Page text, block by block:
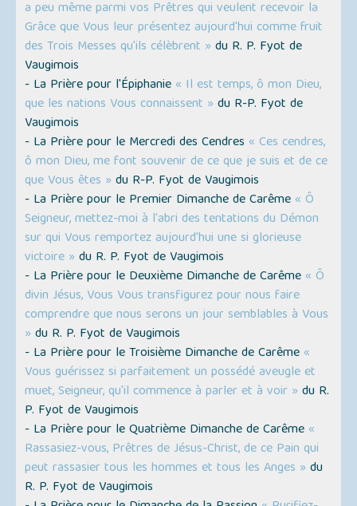
a peu même parmi vos Prêtres qui veulent recevoir la
Grâce que Vous leur présentez aujourd'hui comme fruit
des Trois Messes qu'ils célèbrent » du R. P. Fyot de
Vaugimois
- La Prière pour l'Épiphanie « Il est temps, ô mon Dieu,
que les nations Vous connaissent » du R-P. Fyot de
Vaugimois
- La Prière pour le Mercredi des Cendres « Ces cendres,
ô mon Dieu, me font souvenir de ce que je suis et de ce
que Vous êtes » du R-P. Fyot de Vaugimois
- La Prière pour le Premier Dimanche de Carême « Ô
Seigneur, mettez-moi à l'abri des tentations du Démon
sur qui Vous remportez aujourd'hui une si glorieuse
victoire » du R. P. Fyot de Vaugimois
- La Prière pour le Deuxième Dimanche de Carême « Ô
divin Jésus, Vous Vous transfigurez pour nous faire
comprendre que nous serons un jour semblables à Vous
» du R. P. Fyot de Vaugimois
- La Prière pour le Troisième Dimanche de Carême «
Vous guérissez si parfaitement un possédé aveugle et
muet, Seigneur, qu'il commence à parler et à voir » du R.
P. Fyot de Vaugimois
- La Prière pour le Quatrième Dimanche de Carême «
Rassasiez-vous, Prêtres de Jésus-Christ, de ce Pain qui
peut rassasier tous les hommes et tous les Anges » du
R. P. Fyot de Vaugimois